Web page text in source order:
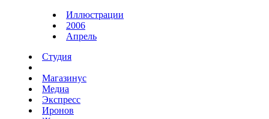
Иллюстрации
2006
Апрель
Студия
Магазинус
Медиа
Экспресс
Иронов